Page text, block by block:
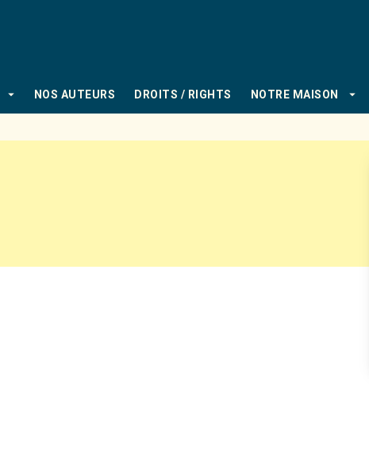
arrow_drop_down NOS AUTEURS DROITS / RIGHTS NOTRE MAISON arrow_drop_down